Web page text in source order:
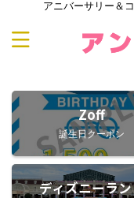
アニバーサリー＆
Zoff
誕生日クーポン
ディズニーラ